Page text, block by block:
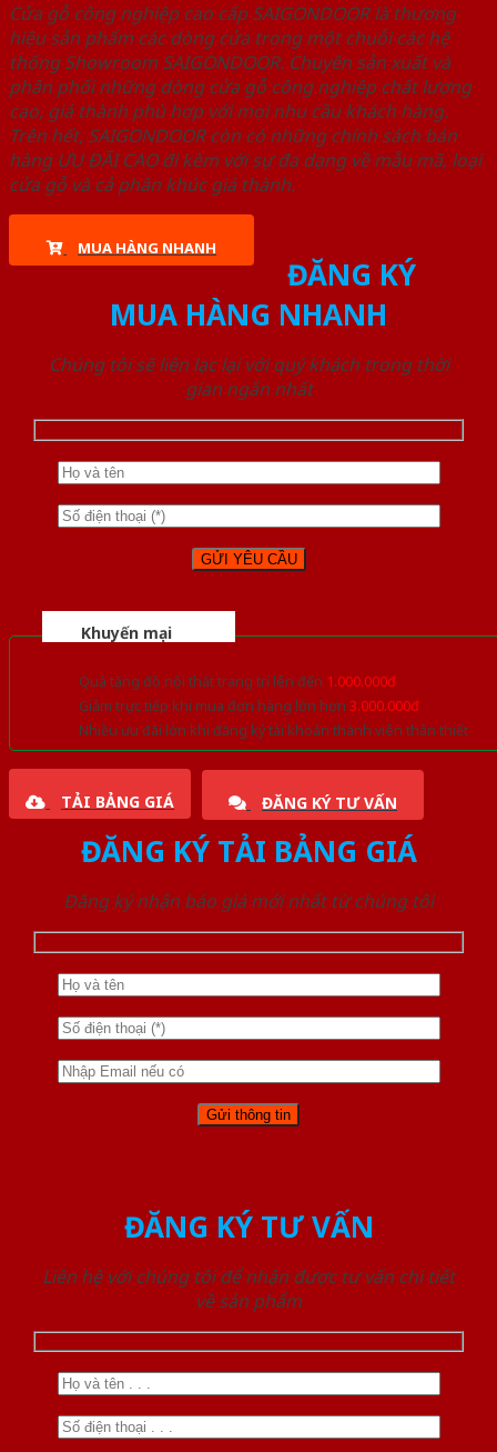
Cửa gỗ công nghiệp cao cấp SAIGONDOOR là thương
hiệu sản phẩm các dòng cửa trong một chuỗi các hệ
thống Showroom SAIGONDOOR. Chuyên sản xuất và
phân phối những dòng cửa gỗ công nghiệp chất lượng
cao, giá thành phù hợp với mọi nhu cầu khách hàng.
Trên hết, SAIGONDOOR còn có những chính sách bán
hàng ƯU ĐÃI CAO đi kèm với sự đa dạng về mẫu mã, loại
cửa gỗ và cả phân khúc giá thành.
MUA HÀNG NHANH
ĐĂNG KÝ
MUA HÀNG NHANH
Chúng tôi sẽ liên lạc lại với quý khách trong thời
gian ngắn nhất
Khuyến mại
Quà tặng đồ nội thất trang trí lên đến 1.000.000đ
Giảm trực tiếp khi mua đơn hàng lớn hơn 3.000.000đ
Nhiều ưu đãi lớn khi đăng ký tài khoản thành viên thân thiết
TẢI BẢNG GIÁ ĐĂNG KÝ TƯ VẤN
ĐĂNG KÝ TẢI BẢNG GIÁ
Đăng ký nhận báo giá mới nhất từ chúng tôi
ĐĂNG KÝ TƯ VẤN
Liên hệ với chúng tôi để nhận được tư vấn chi tiết
về sản phẩm